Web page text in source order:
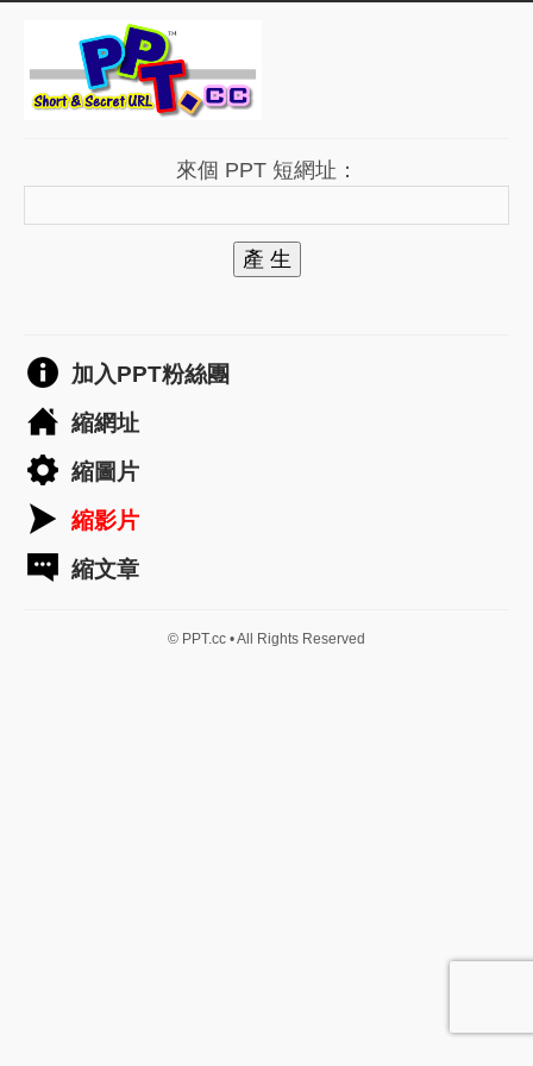
來個 PPT 短網址：
產 生
加入PPT粉絲團
縮網址
縮圖片
縮影片
縮文章
© PPT.cc • All Rights Reserved